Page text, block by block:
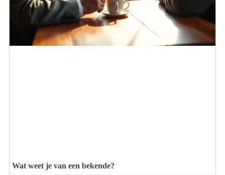
Wat weet je van een bekende?